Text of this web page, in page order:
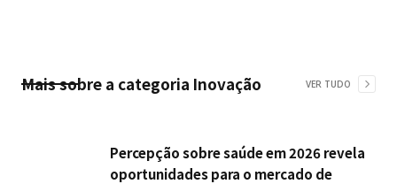
Mais sobre a categoria Inovação VER TUDO
Percepção sobre saúde em 2026 revela
oportunidades para o mercado de